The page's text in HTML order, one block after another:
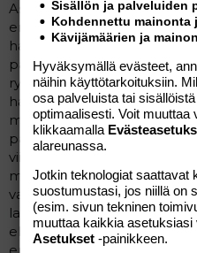
Asun Länsi-Vantaalla.
ennen hoidon tarvetta.
hakemaan heti lomien
päiväkodit kiinni heinäkuun
rytmi. Suosittelen
hakulomakkeen
mielellään esitelty oma
päiväkodin kannalla (lapset
viikko vaille 1v, 1v1kk ja 1v
myös hyvä vaihtoehto.
vaihtoehdon, varmasti aistit
lapselle.Minulla kaikki olleet
ehkä se, että siellä
Sisällön ja palveluiden
Kohdennettu mainonta
Kävijämäärien ja
Hyväksymällä evästeet,
näihin käyttötarkoituksiin.
osa palveluista tai
optimaalisesti. Voit muuttaa
klikkaamalla
alareunassa.
Jotkin teknologiat saattavat
suostumustasi, jos niillä on
(esim. sivun tekninen
muuttaa kaikkia
Asetukset -painikkeen.